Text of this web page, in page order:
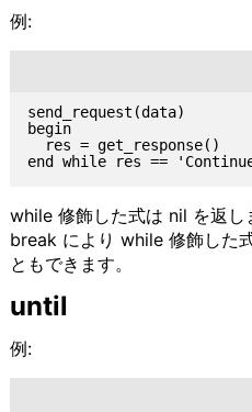
例:
send_request(data)
begin
  res = get_response()
while 修飾した式は nil を返し
break により while 修飾した
ともできます。
until
例: